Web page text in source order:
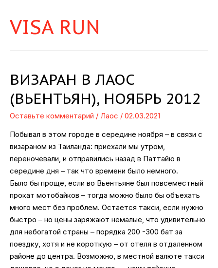
VISA RUN
ВИЗАРАН В ЛАОС
(ВЬЕНТЬЯН), НОЯБРЬ 2012
Оставьте комментарий / Лаос / 02.03.2021
Побывал в этом городе в середине ноября – в связи с
визараном из Таиланда: приехали мы утром,
переночевали, и отправились назад в Паттайю в
середине дня – так что времени было немного.
Было бы проще, если во Вьентьяне был повсеместный
прокат мотобайков – тогда можно было бы объехать
много мест без проблем. Остается такси, если нужно
быстро – но цены заряжают немалые, что удивительно
для небогатой страны – порядка 200 -300 бат за
поездку, хотя и не короткую – от отеля в отдаленном
районе до центра. Возможно, в местной валюте такси